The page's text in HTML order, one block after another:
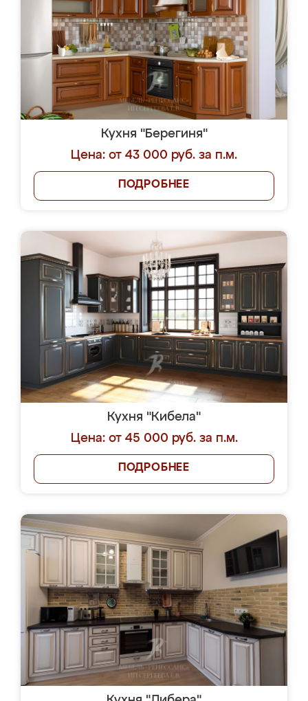
Кухня "Берегиня"
Цена: от 43 000 руб. за п.м.
ПОДРОБНЕЕ
Кухня "Кибела"
Цена: от 45 000 руб. за п.м.
ПОДРОБНЕЕ